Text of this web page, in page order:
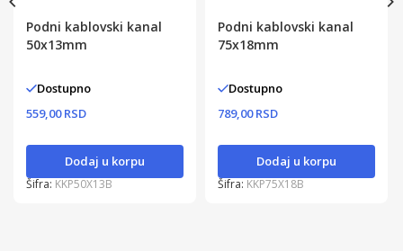
Podni kablovski kanal
50x13mm
Dostupno
559,00 RSD
Dodaj u korpu
Šifra: KKP50X13B
Podni kablovski kanal
75x18mm
Dostupno
789,00 RSD
Dodaj u korpu
Šifra: KKP75X18B